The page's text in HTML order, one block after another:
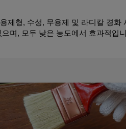
제형, 수성, 무용제 및 라디칼 경
며, 모두 낮은 농도에서 효과적입